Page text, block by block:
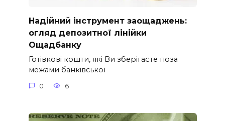
Надійний інструмент заощаджень:
огляд депозитної лінійки
Ощадбанку
Готівкові кошти, які Ви зберігаєте поза
межами банківської
0 6